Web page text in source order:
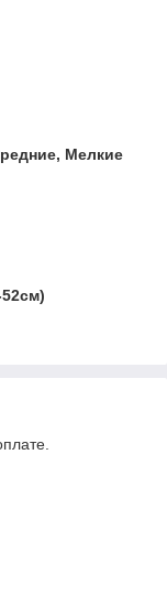
Мелкие